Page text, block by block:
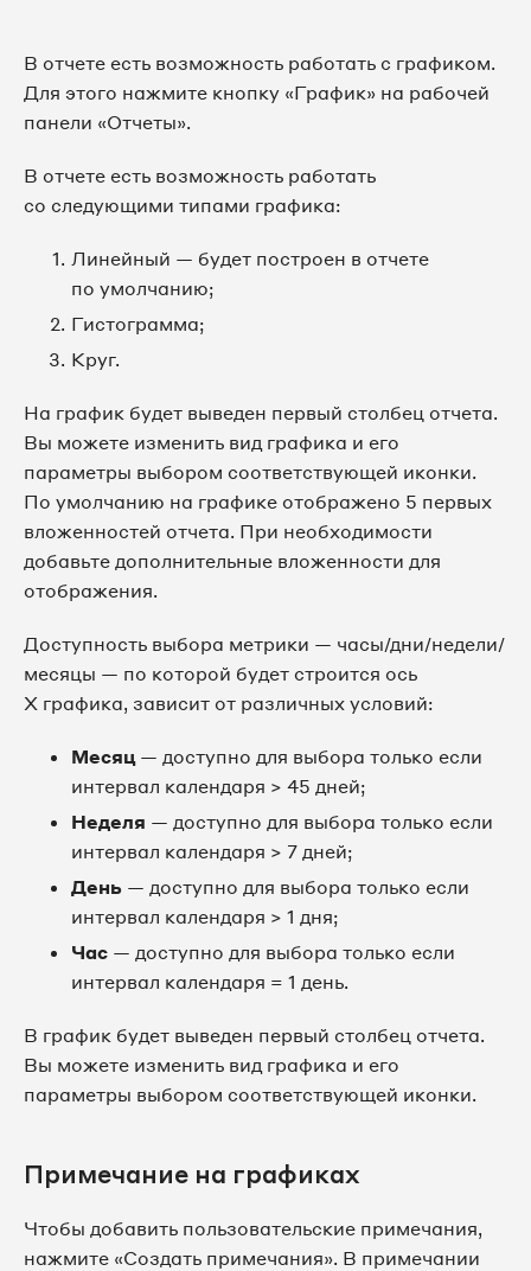
В отчете есть возможность работать с графиком.
Для этого нажмите кнопку «График» на рабочей
панели «Отчеты».
В отчете есть возможность работать
со следующими типами графика:
Линейный — будет построен в отчете
по умолчанию;
Гистограмма;
Круг.
На график будет выведен первый столбец отчета.
Вы можете изменить вид графика и его
параметры выбором соответствующей иконки.
По умолчанию на графике отображено 5 первых
вложенностей отчета. При необходимости
добавьте дополнительные вложенности для
отображения.
Доступность выбора метрики — часы/дни/недели/
месяцы — по которой будет строится ось
X графика, зависит от различных условий:
Месяц— доступно для выбора только если
интервал календаря > 45 дней;
Неделя — доступно для выбора только если
интервал календаря > 7 дней;
День — доступно для выбора только если
интервал календаря > 1 дня;
Час — доступно для выбора только если
интервал календаря = 1 день.
В график будет выведен первый столбец отчета.
Вы можете изменить вид графика и его
параметры выбором соответствующей иконки.
Примечание на графиках
Чтобы добавить пользовательские примечания,
нажмите «Создать примечания». В примечании